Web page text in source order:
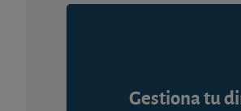
Gestiona tu